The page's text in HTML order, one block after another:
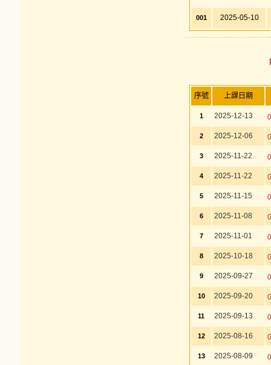
001 2025-05-10
序號 上課日期
1 2025-12-13
2 2025-12-06
3 2025-11-22
4 2025-11-22
5 2025-11-15
6 2025-11-08
7 2025-11-01
8 2025-10-18
9 2025-09-27
10 2025-09-20
11 2025-09-13
12 2025-08-16
13 2025-08-09